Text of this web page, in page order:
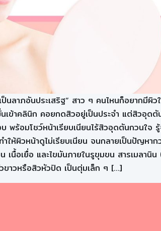
นลาภอันประเสริฐ” สาว ๆ คนไหนก็อยาก
ข้าคลินิก คอยกดสิวอยู่เป็นประจำ แต่สิวอุ
พร้อมโชว์หน้าเรียบเนียนไร้สิวอุดตันกวน
ำให้ผิวหน้าดูไม่เรียบเนียน จนกลายเป็นปั
นื้อเยื่อ และไขมันภายในรูขุมขน สารเมลา
าวหรือสิวหัวปิด เป็นตุ่มเล็ก ๆ […]